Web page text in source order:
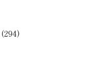
(294)